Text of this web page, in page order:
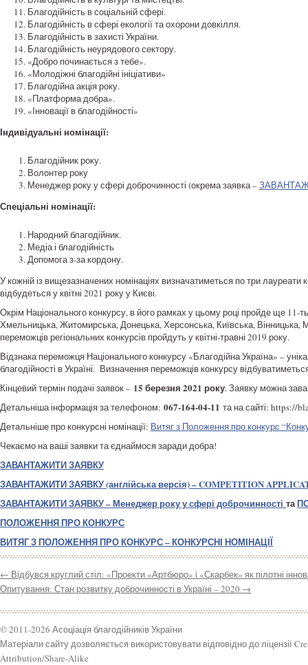
Благодійність в соціальній сфері.
Благодійність в сфері екології та охорони довкілля.
Благодійність в захисті України.
Благодійність неурядового сектору.
«Добро починається з тебе».
«Молодіжні благодійні ініціативи»
Благодійна акція року.
«Платформа добра».
«Інновації в благодійності»
Індивідуальні номінації:
Благодійник року.
Волонтер року
Менеджер року у сфері доброчинності (окрема заявка –
Спеціальні номінації:
Народний благодійник.
Медіа і благодійність
Допомога з-за кордону.
У кожній із вищезазначених номінаціях визначатиметься по три
відбудеться у квітні 2021 року у Києві.
Окрім Національного конкурсу, в його рамках у цьому році пройде ще 11-
Хмельницька, Житомирська, Донецька, Херсонська, Київська, Вінницька,
переможців регіональних конкурсів пройдуть у квітні-травні 2019 року.
Відзнака переможця Національного конкурсу «Благодійна Україна» –
благодійності в Україні. Визначення переможців конкурсу
Кінцевий термін подачі заявок – 15 березня 2021 року. Заявку можна
Детальніша інформація за телефоном: 067-164-04-11 та на сайті: https://
Детальніше про конкурсні номінації: Витяг з Положення про конкурс
Чекаємо на ваші заявки та єднаймося заради добра!
ЗАВАНТАЖИТИ ЗАЯВКУ
ЗАВАНТАЖИТИ ЗАЯВКУ (англійська версія) – COMPETITION
ЗАВАНТАЖИТИ ЗАЯВКУ – Менеджер року у сфері доброчинності та
ПОЛОЖЕННЯ ПРО КОНКУРС
ВИТЯГ З ПОЛОЖЕННЯ ПРО КОНКУРС – КОНКУРСНІ НОМІНАЦІЇ
← Відбувся круглий стіл: «Проекти «Артбюро» і «Скарбек» як пілотні
Опитування: Стан розвитку доброчинності в Україні – 2020 →
© 2011-2026 Асоціація благодійників України
Матеріали сайту дозволяється використовувати відповідно до ліцензії
Attribution/Share-Alike